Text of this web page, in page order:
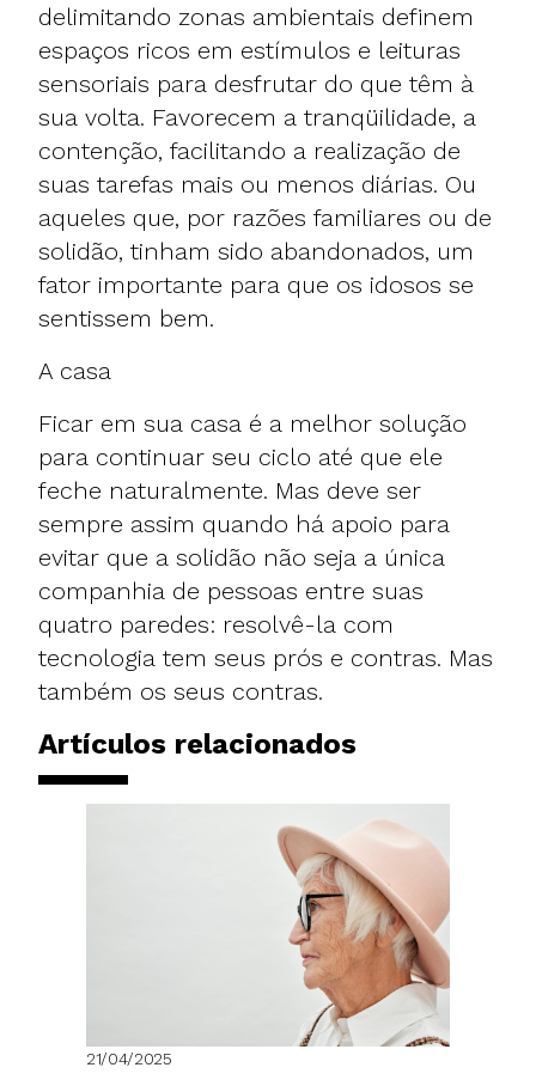
delimitando zonas ambientais definem
espaços ricos em estímulos e leituras
sensoriais para desfrutar do que têm à
sua volta. Favorecem a tranqüilidade, a
contenção, facilitando a realização de
suas tarefas mais ou menos diárias. Ou
aqueles que, por razões familiares ou de
solidão, tinham sido abandonados, um
fator importante para que os idosos se
sentissem bem.
A casa
Ficar em sua casa é a melhor solução
para continuar seu ciclo até que ele
feche naturalmente. Mas deve ser
sempre assim quando há apoio para
evitar que a solidão não seja a única
companhia de pessoas entre suas
quatro paredes: resolvê-la com
tecnologia tem seus prós e contras. Mas
também os seus contras.
Artículos relacionados
21/04/2025